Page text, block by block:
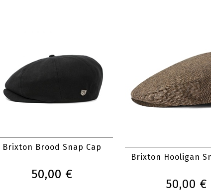
Brixton Brood Snap Cap
50,00 €
Brixton Hooligan
50,00 €